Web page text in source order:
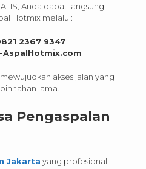
Anda dapat langsung
Hotmix melalui:
2367 9347
AspalHotmix.com
akses jalan yang
tahan lama.
Pengaspalan
Jakarta yang profesional